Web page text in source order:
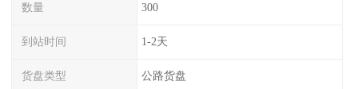
数量 300
到站时间 1-2天
货盘类型 公路货盘